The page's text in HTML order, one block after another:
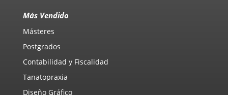
Más Vendido
Másteres
Postgrados
Contabilidad y Fiscalidad
Tanatopraxia
Diseño Gráfico